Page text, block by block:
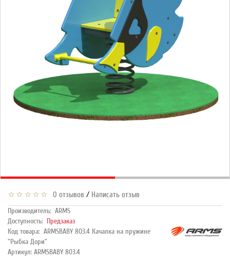
0 отзывов / Написать отзыв
Производитель: ARMS
Доступность: Предзаказ
Код товара: ARMSBABY 803.4 Качалка на пружине
"Рыбка Дори"
Артикул: ARMSBABY 803.4